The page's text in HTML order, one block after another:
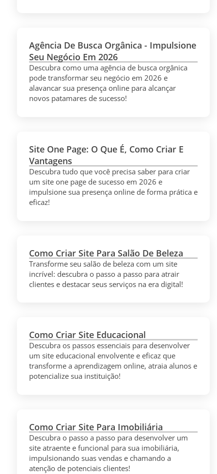
Agência De Busca Orgânica - Impulsione
Seu Negócio Em 2026
Descubra como uma agência de busca orgânica
pode transformar seu negócio em 2026 e
alavancar sua presença online para alcançar
novos patamares de sucesso!
Site One Page: O Que É, Como Criar E
Vantagens
Descubra tudo que você precisa saber para criar
um site one page de sucesso em 2026 e
impulsione sua presença online de forma prática e
eficaz!
Como Criar Site Para Salão De Beleza
Transforme seu salão de beleza com um site
incrível: descubra o passo a passo para atrair
clientes e destacar seus serviços na era digital!
Como Criar Site Educacional
Descubra os passos essenciais para desenvolver
um site educacional envolvente e eficaz que
transforme a aprendizagem online, atraia alunos e
potencialize sua instituição!
Como Criar Site Para Imobiliária
Descubra o passo a passo para desenvolver um
site atraente e funcional para sua imobiliária,
impulsionando suas vendas e chamando a
atenção de potenciais clientes!